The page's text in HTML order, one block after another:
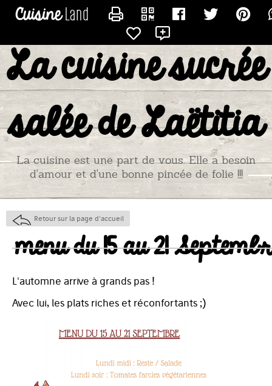
La cuisine sucrée
salée de Laëtitia
La cuisine est une part de vous. Elle a besoin
d'amour et d'une bonne pincée de folie !!!
Retour sur la page d'accueil
menu du 15 au 21
L'automne arrive à grands pas !
Avec lui, les plats riches et réconfortants ;)
CONTACTER TITIADU25